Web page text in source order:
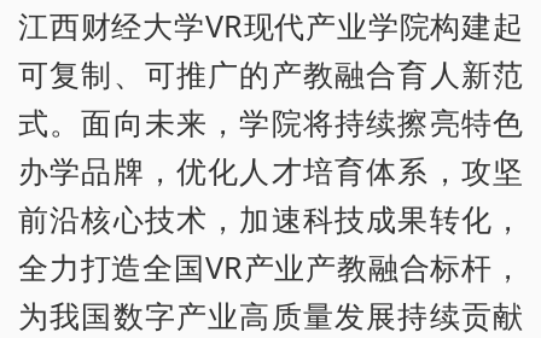
江西财经大学VR现代产业学院构建起
可复制、可推广的产教融合育人新范
式。面向未来，学院将持续擦亮特色
办学品牌，优化人才培育体系，攻坚
前沿核心技术，加速科技成果转化，
全力打造全国VR产业产教融合标杆，
为我国数字产业高质量发展持续贡献